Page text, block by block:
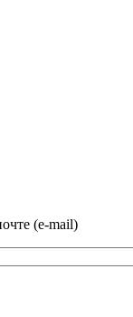
(e-mail)